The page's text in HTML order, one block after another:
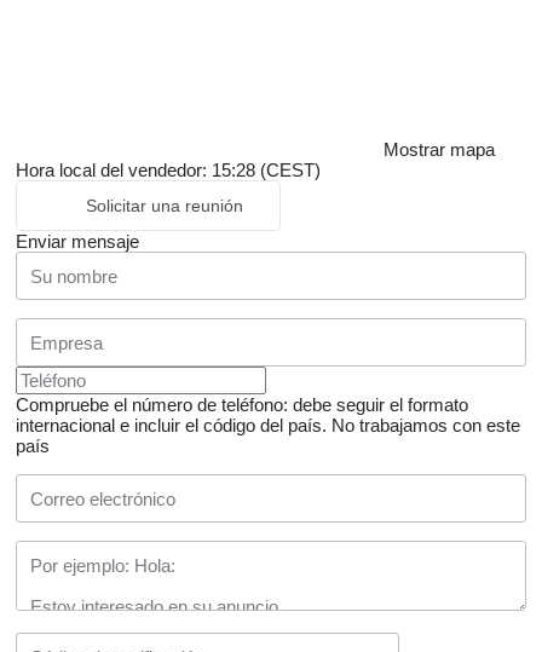
Mostrar mapa
Hora local del vendedor: 15:28 (CEST)
Solicitar una reunión
Enviar mensaje
Compruebe el número de teléfono: debe seguir el formato
internacional e incluir el código del país. No trabajamos con este
país